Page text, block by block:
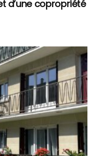
d’une copropriété